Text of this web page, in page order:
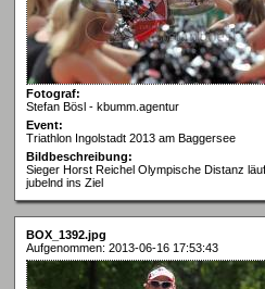
Fotograf:
Stefan Bösl - kbumm.agentur
Event:
Triathlon Ingolstadt 2013 am Baggersee
Bildbeschreibung:
Sieger Horst Reichel Olympische Distanz
jubelnd ins Ziel
BOX_1392.jpg
Aufgenommen: 2013-06-16 17:53:43